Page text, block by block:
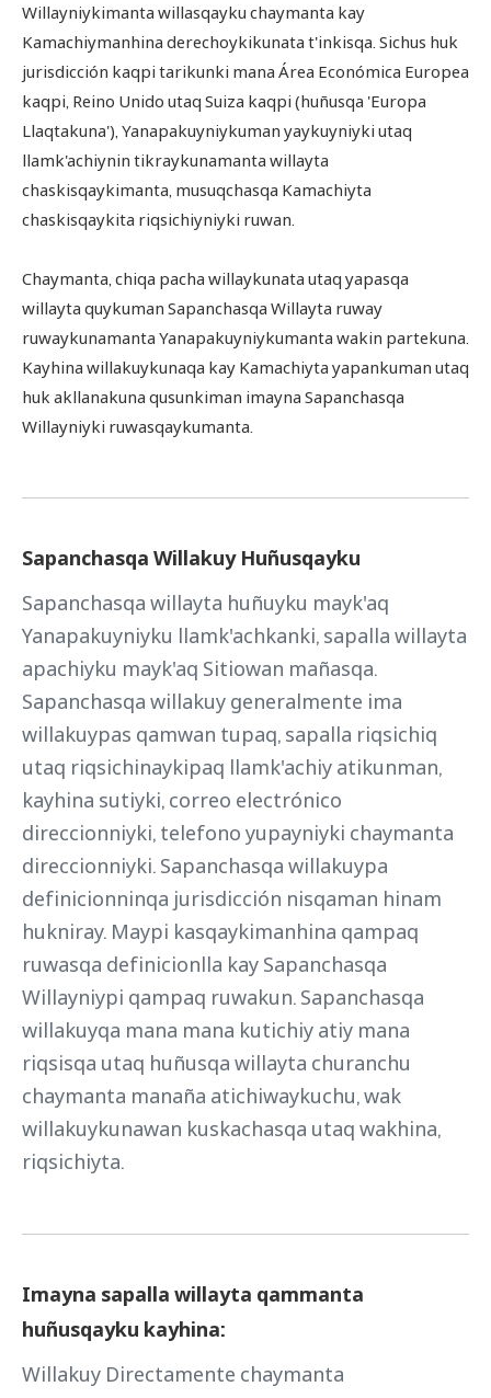
Willayniykimanta willasqayku chaymanta kay
Kamachiymanhina derechoykikunata t'inkisqa. Sichus huk
jurisdicción kaqpi tarikunki mana Área Económica Europea
kaqpi, Reino Unido utaq Suiza kaqpi (huñusqa 'Europa
Llaqtakuna'), Yanapakuyniykuman yaykuyniyki utaq
llamk'achiynin tikraykunamanta willayta
chaskisqaykimanta, musuqchasqa Kamachiyta
chaskisqaykita riqsichiyniyki ruwan.
Chaymanta, chiqa pacha willaykunata utaq yapasqa
willayta quykuman Sapanchasqa Willayta ruway
ruwaykunamanta Yanapakuyniykumanta wakin partekuna.
Kayhina willakuykunaqa kay Kamachiyta yapankuman utaq
huk akllanakuna qusunkiman imayna Sapanchasqa
Willayniyki ruwasqaykumanta.
Sapanchasqa Willakuy Huñusqayku
Sapanchasqa willayta huñuyku mayk'aq
Yanapakuyniyku llamk'achkanki, sapalla willayta
apachiyku mayk'aq Sitiowan mañasqa.
Sapanchasqa willakuy generalmente ima
willakuypas qamwan tupaq, sapalla riqsichiq
utaq riqsichinaykipaq llamk'achiy atikunman,
kayhina sutiyki, correo electrónico
direccionniyki, telefono yupayniyki chaymanta
direccionniyki. Sapanchasqa willakuypa
definicionninqa jurisdicción nisqaman hinam
hukniray. Maypi kasqaykimanhina qampaq
ruwasqa definicionlla kay Sapanchasqa
Willayniypi qampaq ruwakun. Sapanchasqa
willakuyqa mana mana kutichiy atiy mana
riqsisqa utaq huñusqa willayta churanchu
chaymanta manaña atichiwaykuchu, wak
willakuykunawan kuskachasqa utaq wakhina,
riqsichiyta.
Imayna sapalla willayta qammanta
huñusqayku kayhina:
Willakuy Directamente chaymanta